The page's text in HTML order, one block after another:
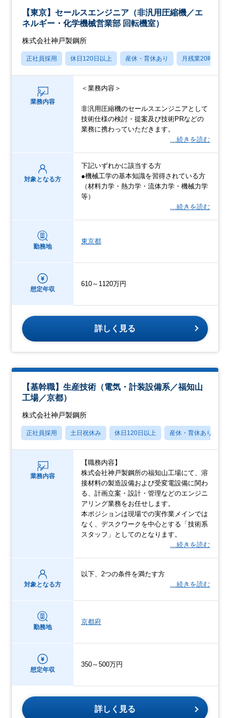
【東京】セールスエンジニア（非汎用圧縮機／エ
ネルギー・化学機械営業部 回転機室）
株式会社神戸製鋼所
正社員採用 休日120日以上 産休・育休あり 月残業20時間以
業務内容
＜業務内容＞
非汎用圧縮機のセールスエンジニアとして
技術仕様の検討・提案及び技術PRなどの
業務に携わっていただきます。
…続きを読む
対象となる方
下記いずれかに該当する方
●機械工学の基本知識を習得されている方
（材料力学・熱力学・流体力学・機械力学
等）
…続きを読む
勤務地
東京都
想定年収
610～1120万円
詳しく見る
【基幹職】生産技術（電気・計装設備系／福知山
工場／京都）
株式会社神戸製鋼所
正社員採用 土日祝休み 休日120日以上 産休・育休あり
業務内容
【職務内容】
株式会社神戸製鋼所の福知山工場にて、溶
接材料の製造設備および受変電設備に関わ
る、計画立案・設計・管理などのエンジニ
アリング業務をお任せします。
本ポジションは現場での実作業メインでは
なく、デスクワークを中心とする「技術系
スタッフ」としてのとなります。
…続きを読む
対象となる方
以下、2つの条件を満たす方
…続きを読む
勤務地
京都府
想定年収
350～500万円
詳しく見る